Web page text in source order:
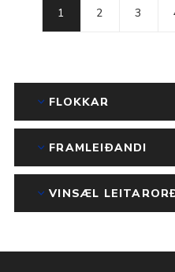
1 2 3
FLOKKAR
FRAMLEIÐANDI
VINSÆL